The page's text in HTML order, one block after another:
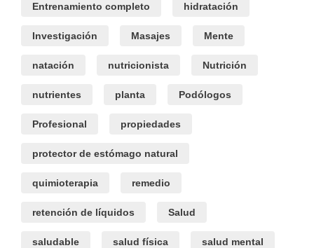
Entrenamiento completo hidratación
Investigación Masajes Mente
natación nutricionista Nutrición
nutrientes planta Podólogos
Profesional propiedades
protector de estómago natural
quimioterapia remedio
retención de líquidos Salud
saludable salud física salud mental